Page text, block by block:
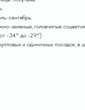
сентябрь.
зеленые, головчатые
-34° до -29°)
и одиночных посадок, в